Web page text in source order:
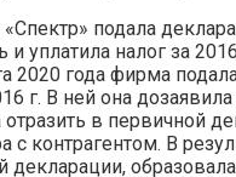
подала
и уплатила налог за
2020 года фирма
г. В ней она
в первичной
с контрагентом. В
декларации,